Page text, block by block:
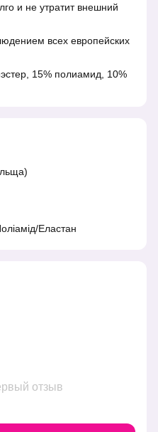
и не утратит внешний
всех европейских
15% полиамид, 10%
Еластан
отзыв